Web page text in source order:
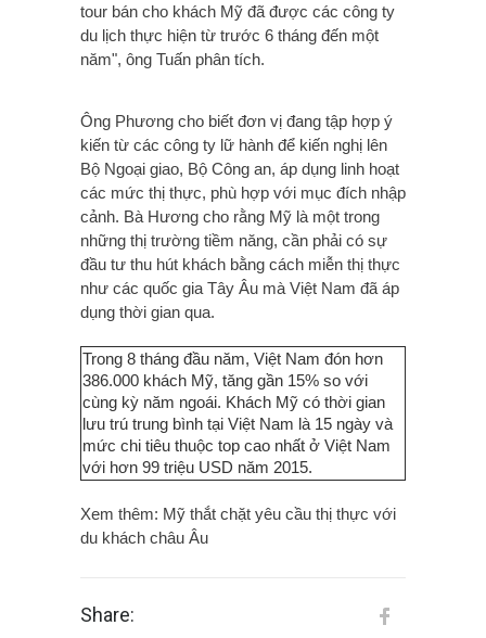
tour bán cho khách Mỹ đã được các công ty
du lịch thực hiện từ trước 6 tháng đến một
năm", ông Tuấn phân tích.
Ông Phương cho biết đơn vị đang tập hợp ý
kiến từ các công ty lữ hành để kiến nghị lên
Bộ Ngoại giao, Bộ Công an, áp dụng linh hoạt
các mức thị thực, phù hợp với mục đích nhập
cảnh. Bà Hương cho rằng Mỹ là một trong
những thị trường tiềm năng, cần phải có sự
đầu tư thu hút khách bằng cách miễn thị thực
như các quốc gia Tây Âu mà Việt Nam đã áp
dụng thời gian qua.
Trong 8 tháng đầu năm, Việt Nam đón hơn
386.000 khách Mỹ, tăng gần 15% so với
cùng kỳ năm ngoái. Khách Mỹ có thời gian
lưu trú trung bình tại Việt Nam là 15 ngày và
mức chi tiêu thuộc top cao nhất ở Việt Nam
với hơn 99 triệu USD năm 2015.
Xem thêm: Mỹ thắt chặt yêu cầu thị thực với
du khách châu Âu
Share: